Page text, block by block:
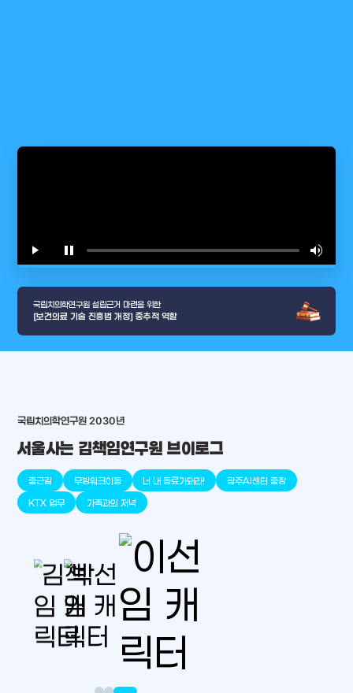
충청남도place
천안
place
세종
place
판교
place
오송
place
대덕
place
원주
play_arrow pause volume_up
국립치의학연구원 설립근거 마련을 위한
[보건의료 기술 진흥법 개정] 중추적 역할
국립치의학연구원 2030년
서울사는 김책임연구원 브이로그
출근길 무빙워크이동 너 내 동료가돼라! 광주AI센터 출장
KTX 업무 가족과의 저녁